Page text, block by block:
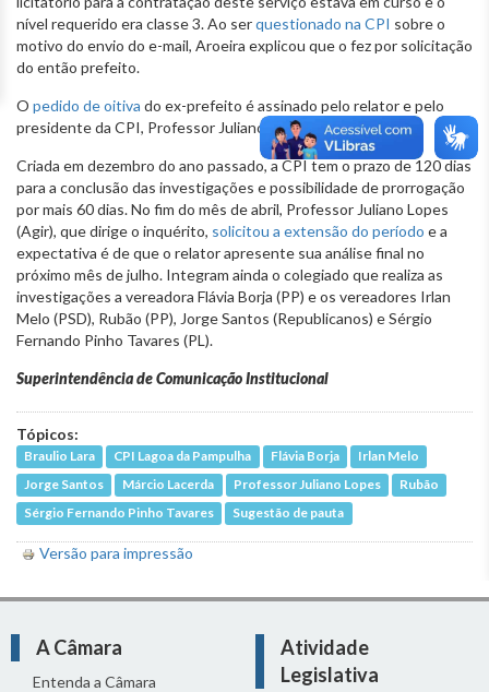
nível requerido era classe 3. Ao serquestionado na CPI sobre o
motivo do envio do e-mail, Aroeira explicou que o fez por solicitação
do então prefeito.
O pedido de oitiva do ex-prefeito é assinado pelo relator e pelo
presidente da CPI, Professor Juliano Lopes (Agir).
Criada em dezembro do ano passado, a CPI tem o prazo de 120 dias
para a conclusão das investigações e possibilidade de prorrogação
por mais 60 dias. No fim do mês de abril, Professor Juliano Lopes
(Agir), que dirige o inquérito, solicitou a extensão do período e a
expectativa é de que o relator apresente sua análise final no
próximo mês de julho. Integram ainda o colegiado que realiza as
investigações a vereadora Flávia Borja (PP) e os vereadores Irlan
Melo (PSD), Rubão (PP), Jorge Santos (Republicanos) e Sérgio
Fernando Pinho Tavares (PL).
Superintendência de Comunicação Institucional
Tópicos:
Braulio Lara CPI Lagoa da Pampulha Flávia Borja
Irlan Melo
Jorge Santos
Márcio Lacerda Professor Juliano Lopes
Rubão
Sérgio Fernando Pinho Tavares
Sugestão de pauta
Versão para impressão
A Câmara
Entenda a Câmara
Atividade
Legislativa